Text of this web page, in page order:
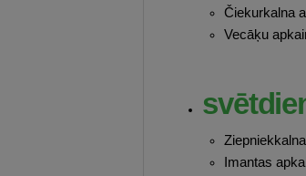
Čiekurkalna
Vecāķu
Imantas